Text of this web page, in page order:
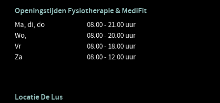
Openingstijden Fysiotherapie& MediFit
Ma, di, do
08.00 - 21.00 uur
Wo,
08.00 - 20.00 uur
Vr
08.00 - 18.00 uur
Za
08.00 - 12.00 uur
Locatie De Lus